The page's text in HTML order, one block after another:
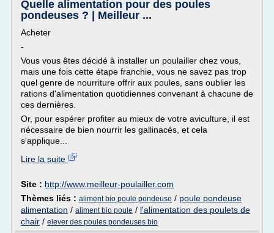
Quelle alimentation pour des poules
pondeuses ? | Meilleur ...
Acheter
-
Vous vous êtes décidé à installer un poulailler chez vous,
mais une fois cette étape franchie, vous ne savez pas trop
quel genre de nourriture offrir aux poules, sans oublier les
rations d'alimentation quotidiennes convenant à chacune de
ces dernières.
Or, pour espérer profiter au mieux de votre aviculture, il est
nécessaire de bien nourrir les gallinacés, et cela
s'applique...
Lire la suite
Site : http://www.meilleur-poulailler.com
Thèmes liés : aliment bio poule pondeuse / poule pondeuse
alimentation / aliment bio poule / l'alimentation des poulets de
chair / elever des poules pondeuses bio